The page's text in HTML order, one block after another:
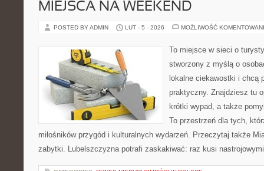
MIEJSCA NA WEEKEND
POSTED BY ADMIN LUT - 5 - 2026 MOŻLIWOŚĆ
To miejsce w sieci o
stworzony z myślą o
lokalne ciekawostki i chcą
praktyczny. Znajdziesz tu
krótki wypad, a także
To przestrzeń dla tych,
miłośników przygód i kulturalnych wydarzeń. Przeczytaj także
zabytki. Lubelszczyzna potrafi zaskakiwać: raz kusi